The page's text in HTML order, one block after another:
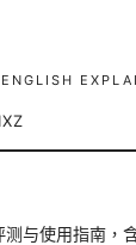
与使用指南，